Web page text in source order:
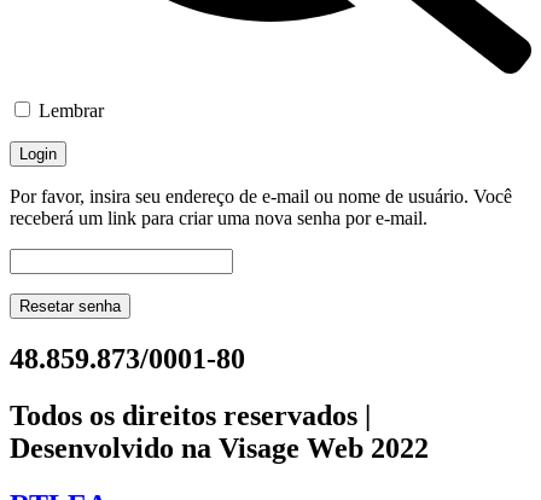
Lembrar
Por favor, insira seu endereço de e-mail ou nome de usuário. Você
receberá um link para criar uma nova senha por e-mail.
Resetar senha
48.859.873/0001-80
Todos os direitos reservados |
Desenvolvido na Visage Web 2022